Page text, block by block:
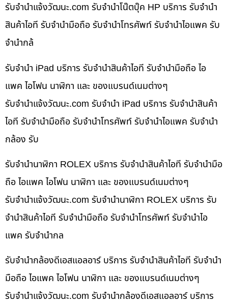
รับจํานําแจ้งวัฒนะ.com รับจำนำโน๊ตบุ๊ค HP บริการ รับจำนำ
สินค้าไอที รับจำนำมือถือ รับจำนำโทรศัพท์ รับจำนำไอแพค รับ
จำนำกล้
รับจำนำ iPad บริการ รับจำนำสินค้าไอที รับจำนำมือถือ ไอ
แพค ไอโฟน นาฬิกา และ ของแบรนด์เนมต่างๆ
รับจํานําแจ้งวัฒนะ.com รับจำนำ iPad บริการ รับจำนำสินค้า
ไอที รับจำนำมือถือ รับจำนำโทรศัพท์ รับจำนำไอแพค รับจำนำ
กล้อง รับ
รับจำนำนาฬิกา ROLEX บริการ รับจำนำสินค้าไอที รับจำนำมือ
ถือ ไอแพค ไอโฟน นาฬิกา และ ของแบรนด์เนมต่างๆ
รับจํานําแจ้งวัฒนะ.com รับจำนำนาฬิกา ROLEX บริการ รับ
จำนำสินค้าไอที รับจำนำมือถือ รับจำนำโทรศัพท์ รับจำนำไอ
แพค รับจำนำกล
รับจำนำกล้องดีเอสแอลอาร์ บริการ รับจำนำสินค้าไอที รับจำนำ
มือถือ ไอแพค ไอโฟน นาฬิกา และ ของแบรนด์เนมต่างๆ
รับจํานําแจ้งวัฒนะ.com รับจำนำกล้องดีเอสแอลอาร์ บริการ